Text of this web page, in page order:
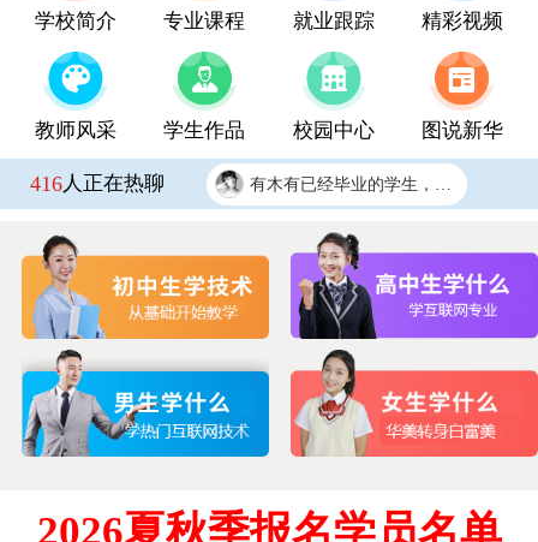
学校简介 专业课程 就业跟踪 精彩视频
教师风采 学生作品 校园中心 图说新华
416人正在热聊
学校环境怎么样啊 视频上看上去还挺不错的 有实地去看过的么？
学什么专业毕业后好找工作啊？
学费多少钱？
报名要带哪些东西？
2026夏秋季报名学员名单
李*鹏 UI产品交互设计师 宁夏银川 咨询学费
蒋*蕾 宁夏固原
张*明 宁夏银川
戴* 数码文创与艺术设计 宁夏吴忠 咨询学费
范*明 大数据软件开发 宁夏固原 咨询学费
张*雪 大数据软件开发 宁夏固原 咨询学费
谢*杰 数码文创与艺术设计 宁夏银川 咨询学费